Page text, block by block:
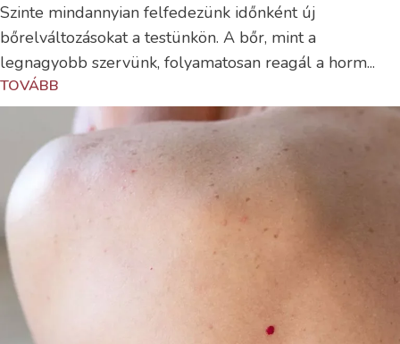
Szinte mindannyian felfedezünk időnként új
bőrelváltozásokat a testünkön. A bőr, mint a
legnagyobb szervünk, folyamatosan reagál a horm...
TOVÁBB